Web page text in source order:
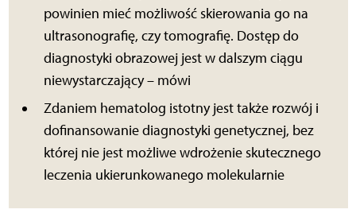
powinien mieć możliwość skierowania go na
ultrasonografię, czy tomografię. Dostęp do
diagnostyki obrazowej jest w dalszym ciągu
niewystarczający – mówi
Zdaniem hematolog istotny jest także rozwój i
dofinansowanie diagnostyki genetycznej, bez
której nie jest możliwe wdrożenie skutecznego
leczenia ukierunkowanego molekularnie